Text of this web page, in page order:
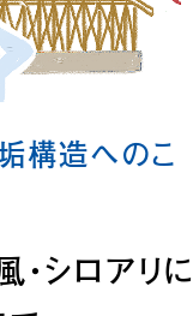
構造へのこ
・シロアリに